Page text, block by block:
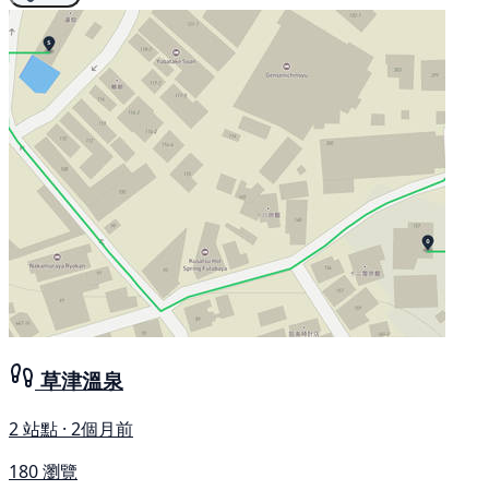
草津溫泉
2 站點 · 2個月前
180 瀏覽